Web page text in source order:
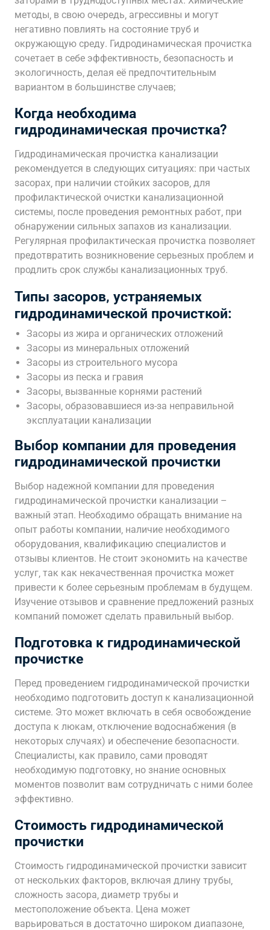
методы‚ в свою очередь‚ агрессивны и могут
негативно повлиять на состояние труб и
окружающую среду. Гидродинамическая прочистка
сочетает в себе эффективность‚ безопасность и
экологичность‚ делая её предпочтительным
вариантом в большинстве случаев;
Когда необходима
гидродинамическая прочистка?
Гидродинамическая прочистка канализации
рекомендуется в следующих ситуациях: при частых
засорах‚ при наличии стойких засоров‚ для
профилактической очистки канализационной
системы‚ после проведения ремонтных работ‚ при
обнаружении сильных запахов из канализации.
Регулярная профилактическая прочистка позволяет
предотвратить возникновение серьезных проблем и
продлить срок службы канализационных труб.
Типы засоров‚ устраняемых
гидродинамической прочисткой:
Засоры из жира и органических отложений
Засоры из минеральных отложений
Засоры из строительного мусора
Засоры из песка и гравия
Засоры‚ вызванные корнями растений
Засоры‚ образовавшиеся из-за неправильной
эксплуатации канализации
Выбор компании для проведения
гидродинамической прочистки
Выбор надежной компании для проведения
гидродинамической прочистки канализации –
важный этап. Необходимо обращать внимание на
опыт работы компании‚ наличие необходимого
оборудования‚ квалификацию специалистов и
отзывы клиентов. Не стоит экономить на качестве
услуг‚ так как некачественная прочистка может
привести к более серьезным проблемам в будущем.
Изучение отзывов и сравнение предложений разных
компаний поможет сделать правильный выбор.
Подготовка к гидродинамической
прочистке
Перед проведением гидродинамической прочистки
необходимо подготовить доступ к канализационной
системе. Это может включать в себя освобождение
доступа к люкам‚ отключение водоснабжения (в
некоторых случаях) и обеспечение безопасности.
Специалисты‚ как правило‚ сами проводят
необходимую подготовку‚ но знание основных
моментов позволит вам сотрудничать с ними более
эффективно.
Стоимость гидродинамической
прочистки
Стоимость гидродинамической прочистки зависит
от нескольких факторов‚ включая длину трубы‚
сложность засора‚ диаметр трубы и
местоположение объекта. Цена может
варьироваться в достаточно широком диапазоне‚